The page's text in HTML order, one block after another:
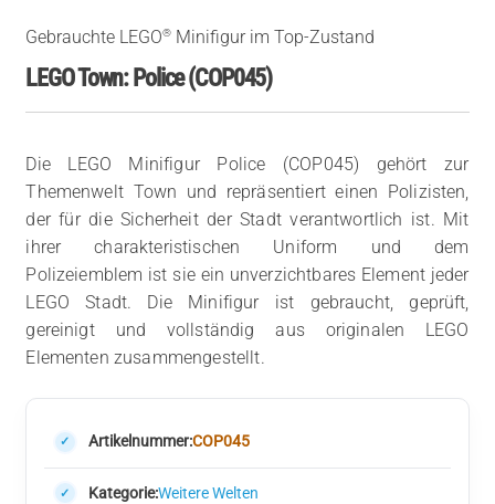
Gebrauchte LEGO® Minifigur im Top-Zustand
LEGO Town: Police (COP045)
Die LEGO Minifigur Police (COP045) gehört zur
Themenwelt Town und repräsentiert einen Polizisten,
der für die Sicherheit der Stadt verantwortlich ist. Mit
ihrer charakteristischen Uniform und dem
Polizeiemblem ist sie ein unverzichtbares Element jeder
LEGO Stadt. Die Minifigur ist gebraucht, geprüft,
gereinigt und vollständig aus originalen LEGO
Elementen zusammengestellt.
Artikelnummer:COP045
Kategorie:Weitere Welten